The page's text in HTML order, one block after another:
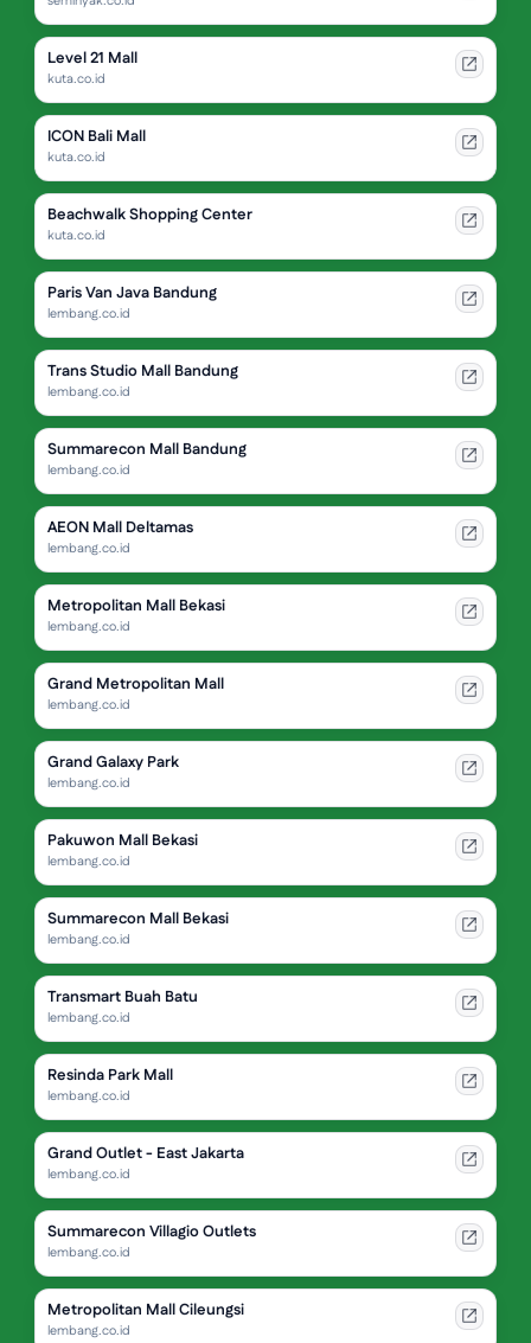
Level 21 Mall
kuta.co.id
ICON Bali Mall
kuta.co.id
Beachwalk Shopping Center
kuta.co.id
Paris Van Java Bandung
lembang.co.id
Trans Studio Mall Bandung
lembang.co.id
Summarecon Mall Bandung
lembang.co.id
AEON Mall Deltamas
lembang.co.id
Metropolitan Mall Bekasi
lembang.co.id
Grand Metropolitan Mall
lembang.co.id
Grand Galaxy Park
lembang.co.id
Pakuwon Mall Bekasi
lembang.co.id
Summarecon Mall Bekasi
lembang.co.id
Transmart Buah Batu
lembang.co.id
Resinda Park Mall
lembang.co.id
Grand Outlet - East Jakarta
lembang.co.id
Summarecon Villagio Outlets
lembang.co.id
Metropolitan Mall Cileungsi
lembang.co.id